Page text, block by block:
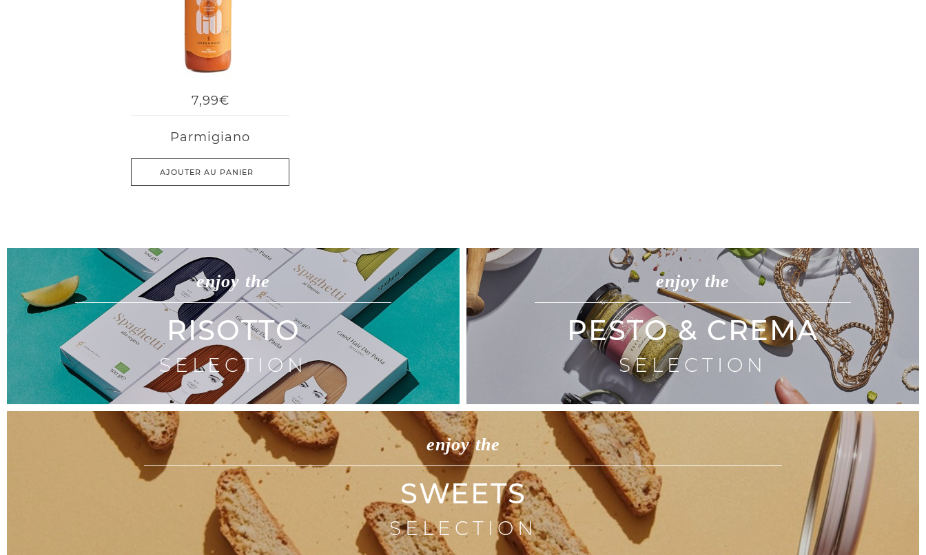
7,99€
Parmigiano
AJOUTER AU PANIER
enjoy the
RISOTTO
SELECTION
enjoy the
PESTO & CREMA
SELECTION
enjoy the
SWEETS
SELECTION